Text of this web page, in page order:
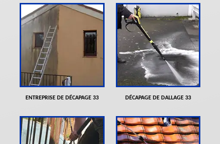
ENTREPRISE DE DÉCAPAGE 33 DÉCAPAGE DE DALLAGE 33